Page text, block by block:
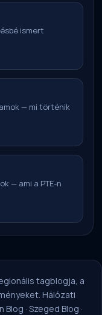
ismert
— mi történik
— ami a PTE-n
tagblogja, a
Hálózati
Blog · Szeged Blog ·